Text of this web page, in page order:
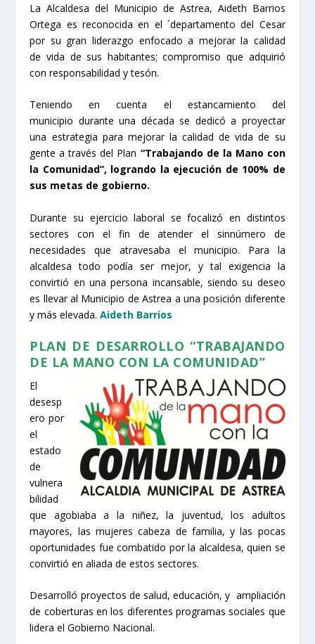
La Alcaldesa del Municipio de Astrea, Aideth Barrios
Ortega es reconocida en el ´departamento del Cesar
por su gran liderazgo enfocado a mejorar la calidad
de vida de sus habitantes; compromiso que adquirió
con responsabilidad y tesón.
Teniendo en cuenta el estancamiento del
municipio durante una década se dedicó a proyectar
una estrategia para mejorar la calidad de vida de su
gente a través del Plan “Trabajando de la Mano con
la Comunidad”, logrando la ejecución de 100% de
sus metas de gobierno.
Durante su ejercicio laboral se focalizó en distintos
sectores con el fin de atender el sinnúmero de
necesidades que atravesaba el municipio. Para la
alcaldesa todo podía ser mejor, y tal exigencia la
convirtió en una persona incansable, siendo su deseo
es llevar al Municipio de Astrea a una posición diferente
y más elevada.Aideth Barrios
PLAN DE DESARROLLO “TRABAJANDO
DE LA MANO CON LA COMUNIDAD”
El
desesp
ero por
el
estado
de
vulnera
bilidad
que agobiaba a la niñez, la juventud, los adultos
mayores, las mujeres cabeza de familia, y las pocas
oportunidades fue combatido por la alcaldesa, quien se
convirtió en aliada de estos sectores.
Desarrolló proyectos de salud, educación, y ampliación
de coberturas en los diferentes programas sociales que
lidera el Gobierno Nacional.